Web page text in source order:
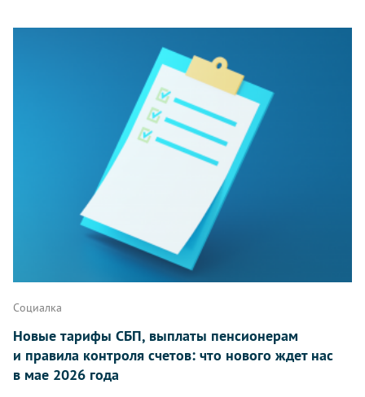
Социалка
Новые тарифы СБП, выплаты пенсионерам
и правила контроля счетов: что нового ждет нас
в мае 2026 года